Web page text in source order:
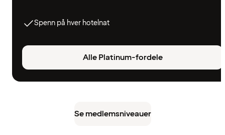
Spenn på hver hotelnat
Alle Platinum-fordele
Se medlemsniveauer